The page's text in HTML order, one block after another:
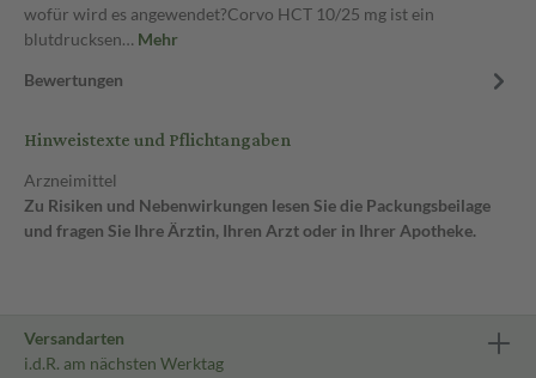
wofür wird es angewendet?Corvo HCT 10/25 mg ist ein
blutdrucksen… Mehr
Bewertungen
Hinweistexte und Pflichtangaben
Arzneimittel
Zu Risiken und Nebenwirkungen lesen Sie die Packungsbeilage
und fragen Sie Ihre Ärztin, Ihren Arzt oder in Ihrer Apotheke.
Versandarten
i.d.R. am nächsten Werktag